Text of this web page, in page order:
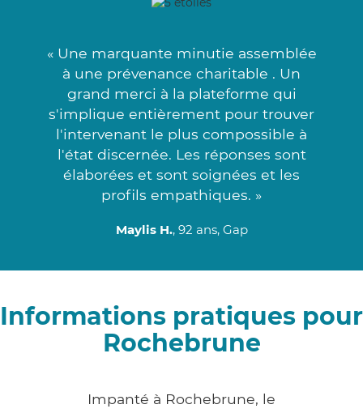
« Une marquante minutie assemblée
à une prévenance charitable . Un
grand merci à la plateforme qui
s'implique entièrement pour trouver
l'intervenant le plus compossible à
l'état discernée. Les réponses sont
élaborées et sont soignées et les
profils empathiques. »
Maylis H., 92 ans, Gap
Informations pratiques pour
Rochebrune
Impanté à Rochebrune, le